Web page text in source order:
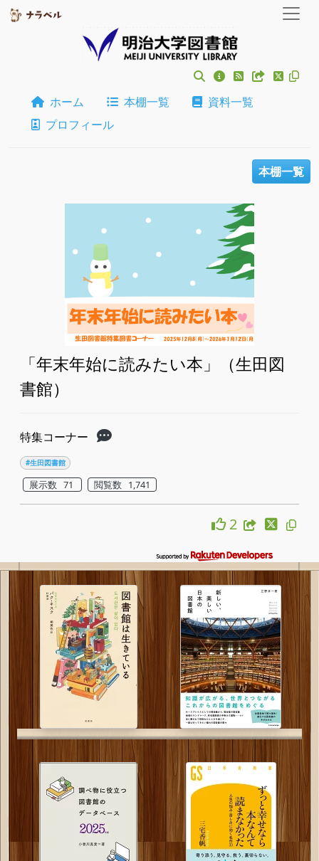
ホーム 本棚一覧
資料一覧
プロフィール
本棚一覧
「年末年始に読みたい本」（生田図
書館）
特集コーナー
#生田図書館
展示数 71 閲覧数 1,741
2